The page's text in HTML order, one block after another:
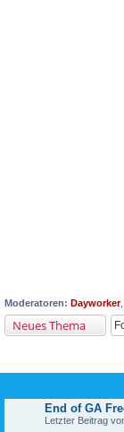
Moderatoren: Dayworker,
Neues Thema
End of GA
Letzter Beitrag